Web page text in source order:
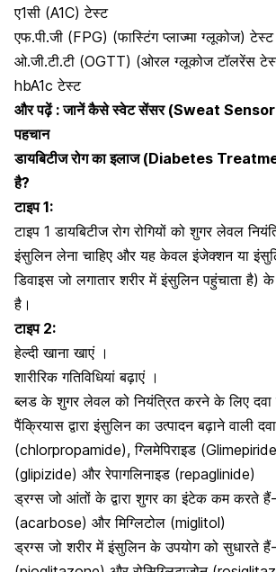
ए1सी (A1C) टेस्ट
एफ.पी.जी (FPG) (फास्टिंग प्लाज्मा ग्लूकोज) टेस्ट
ओ.जी.टी.टी (OGTT) (ओरल ग्‍लूकोज टॉलरेंस
hbA1c टेस्ट
और पढ़ें :जानें कैसे स्वेट सेंसर (Sweat Sensor)
पहचान
डायबिटीज रोग का इलाज (Diabetes
है?
टाइप 1:
टाइप 1 डायबिटीज रोग रोगियों कोशुगर लेवल
इंसुलिन लेना चाहिए और यह केवल इंजेक्शन या
डिवाइस जो लगातार शरीर में इंसुलिन पहुंचाता है) के
है।
टाइप 2:
हेल्दी खाना खाएं।
शारीरिक गतिविधियां बढ़ाएं ।
ब्लड के शुगर लेवल को नियंत्रित करने के लिए
पैंक्रियास द्वारा इंसुलिन का उत्पादन बढ़ाने वाली
(chlorpropamide),ग्लिमेपिराइड
(glipizide) और रेपागलिनाइड (repaglinide)
ड्रग्स जो आंतों के द्वारा शुगर का इंटेक कम करते हैं-
(acarbose) और मिग्लिटोल (miglitol)
ड्रग्स जो शरीर में इंसुलिन के उपयोग को सुधारते हैं-